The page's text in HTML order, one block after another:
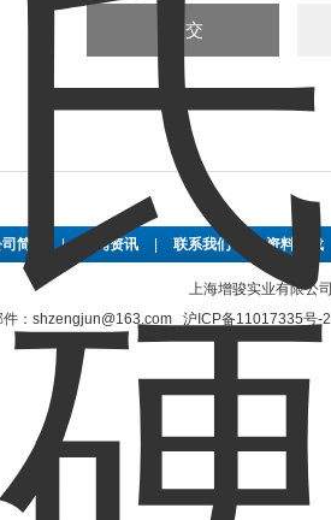
简介 | 新闻资讯 联系我们 资料下载
上海增骏实业有限公司
：shzengjun@163.com 沪ICP备11017335号-2